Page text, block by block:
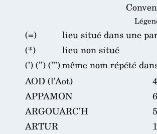
(=)
lieu situé dans une
(*)
lieu non situé
(’) (’’) (’’’)même nom répété
AOD (l’Aot)
APPAMON
ARGOUARC’H
ARTUR